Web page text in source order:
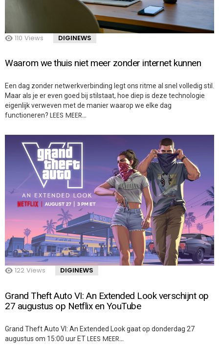
110 Views DIGINEWS
Waarom we thuis niet meer zonder internet kunnen
Een dag zonder netwerkverbinding legt ons ritme al snel volledig stil.
Maar als je er even goed bij stilstaat, hoe diep is deze technologie
eigenlijk verweven met de manier waarop we elke dag
functioneren? LEES MEER…
122 Views DIGINEWS
Grand Theft Auto VI: An Extended Look verschijnt op
27 augustus op Netflix en YouTube
Grand Theft Auto VI: An Extended Look gaat op donderdag 27
augustus om 15:00 uur ETLEES MEER…